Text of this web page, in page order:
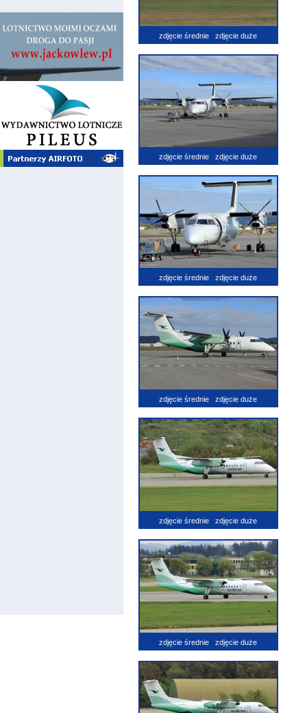
zdjęcie średnie zdjęcie duże
zdjęcie średnie zdjęcie duże
zdjęcie średnie zdjęcie duże
zdjęcie średnie zdjęcie duże
zdjęcie średnie zdjęcie duże
zdjęcie średnie zdjęcie duże